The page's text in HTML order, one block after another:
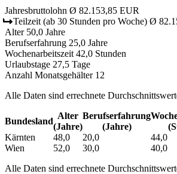
Jahresbruttolohn Ø 82.153,85 EUR
Teilzeit (ab 30 Stunden pro Woche) Ø
Alter 50,0 Jahre
Berufserfahrung 25,0 Jahre
Wochenarbeitszeit 42,0 Stunden
Urlaubstage 27,5 Tage
Anzahl Monatsgehälter 12
Alle Daten sind errechnete
Bundesland
Alter
(Jahre)
Berufs­erfahrung
(Jahre)
Kärnten
48,0 20,0 44,0
Wien
52,0 30,0 40,0
Alle Daten sind errechnete